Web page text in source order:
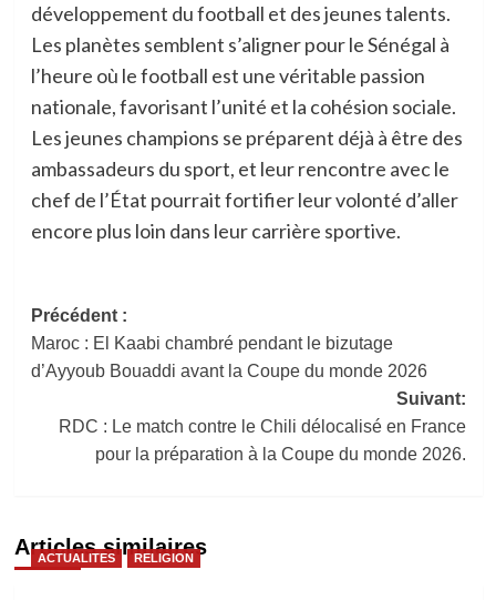
développement du football et des jeunes talents.
Les planètes semblent s’aligner pour le Sénégal à
l’heure où le football est une véritable passion
nationale, favorisant l’unité et la cohésion sociale.
Les jeunes champions se préparent déjà à être des
ambassadeurs du sport, et leur rencontre avec le
chef de l’État pourrait fortifier leur volonté d’aller
encore plus loin dans leur carrière sportive.
Navigation
d’article
Précédent :
Maroc : El Kaabi chambré pendant le bizutage
d’Ayyoub Bouaddi avant la Coupe du monde 2026
Suivant:
RDC : Le match contre le Chili délocalisé en France
pour la préparation à la Coupe du monde 2026.
Articles similaires
ACTUALITES RELIGION